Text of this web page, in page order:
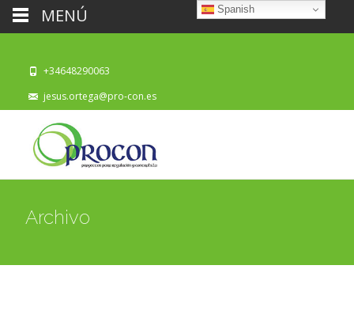
+34648290063
jesus.ortega@pro-con.es
Archivo
Spanish
MENÚ